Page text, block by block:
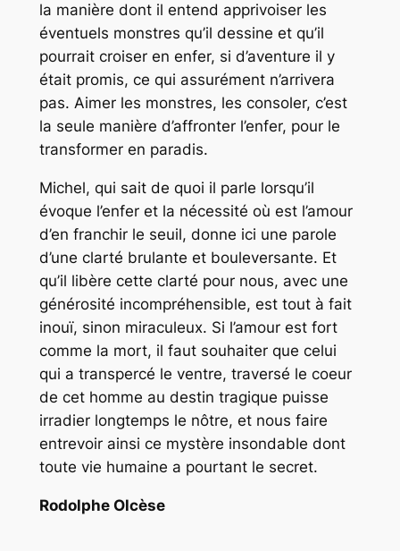
la manière dont il entend apprivoiser les
éventuels monstres qu’il dessine et qu’il
pourrait croiser en enfer, si d’aventure il y
était promis, ce qui assurément n’arrivera
pas. Aimer les monstres, les consoler, c’est
la seule manière d’affronter l’enfer, pour le
transformer en paradis.
Michel, qui sait de quoi il parle lorsqu’il
évoque l’enfer et la nécessité où est l’amour
d’en franchir le seuil, donne ici une parole
d’une clarté brulante et bouleversante. Et
qu’il libère cette clarté pour nous, avec une
générosité incompréhensible, est tout à fait
inouï, sinon miraculeux. Si l’amour est fort
comme la mort, il faut souhaiter que celui
qui a transpercé le ventre, traversé le coeur
de cet homme au destin tragique puisse
irradier longtemps le nôtre, et nous faire
entrevoir ainsi ce mystère insondable dont
toute vie humaine a pourtant le secret.
Rodolphe Olcèse